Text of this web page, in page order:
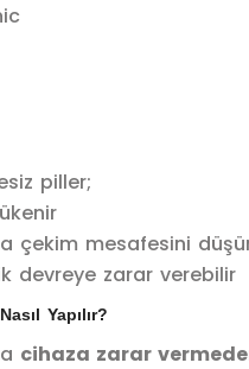
piller;
çekim mesafesini
devreye zarar verebilir
Yapılır?
cihaza zarar